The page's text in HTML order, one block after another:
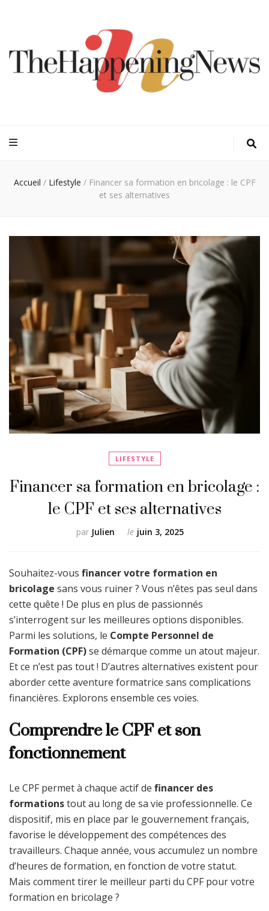
Accueil / Lifestyle / Financer sa formation en bricolage : le CPF
et ses alternatives
LIFESTYLE
Financer sa formation en bricolage :
le CPF et ses alternatives
par Julien le juin 3, 2025
Souhaitez-vous financer votre formation en
bricolage sans vous ruiner ? Vous n’êtes pas seul dans
cette quête ! De plus en plus de passionnés
s’interrogent sur les meilleures options disponibles.
Parmi les solutions, le Compte Personnel de
Formation (CPF)se démarque comme un atout majeur.
Et ce n’est pas tout ! D’autres alternatives existent pour
aborder cette aventure formatrice sans complications
financières. Explorons ensemble ces voies.
Comprendre le CPF et son
fonctionnement
Le CPF permet à chaque actif de financer des
formationstout au long de sa vie professionnelle. Ce
dispositif, mis en place par le gouvernement français,
favorise le développement des compétences des
travailleurs. Chaque année, vous accumulez un nombre
d’heures de formation, en fonction de votre statut.
Mais comment tirer le meilleur parti du CPF pour votre
formation en bricolage ?